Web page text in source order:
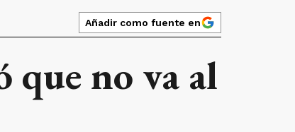
Añadir como fuente en
no va al